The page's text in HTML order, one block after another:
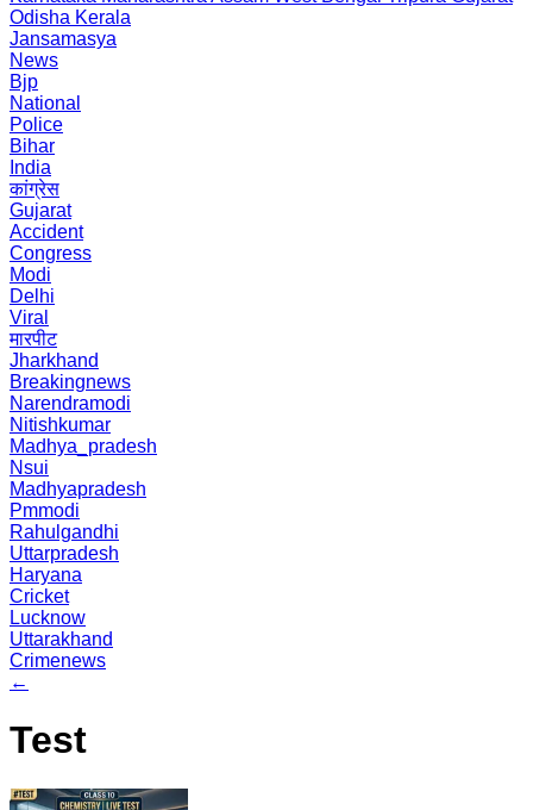
Odisha Kerala
Jansamasya
News
Bjp
National
Police
Bihar
India
कांग्रेस
Gujarat
Accident
Congress
Modi
Delhi
Viral
मारपीट
Jharkhand
Breakingnews
Narendramodi
Nitishkumar
Madhya_pradesh
Nsui
Madhyapradesh
Pmmodi
Rahulgandhi
Uttarpradesh
Haryana
Cricket
Lucknow
Uttarakhand
Crimenews
←
Test